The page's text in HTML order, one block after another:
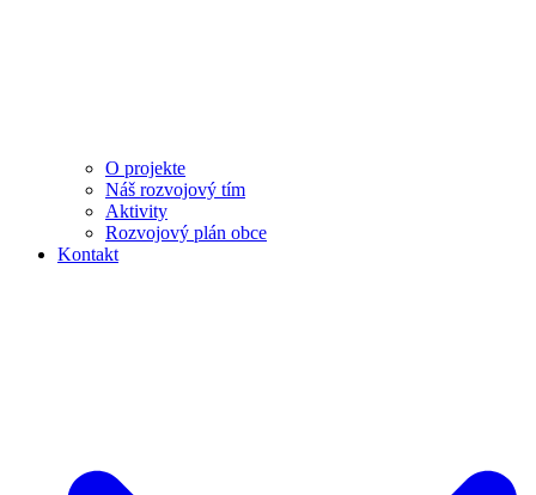
O projekte
Náš rozvojový tím
Aktivity
Rozvojový plán obce
Kontakt